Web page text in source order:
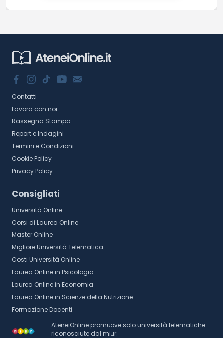
Contatti
Lavora con noi
Rassegna Stampa
Report e Indagini
Termini e Condizioni
Cookie Policy
Privacy Policy
Consigliati
Università Online
Corsi di Laurea Online
Master Online
Migliore Università Telematica
Costi Università Online
Laurea Online in Psicologia
Laurea Online in Economia
Laurea Online in Scienze della Nutrizione
Formazione Docenti
AteneiOnline promuove solo università telematiche
riconosciute dal miur.